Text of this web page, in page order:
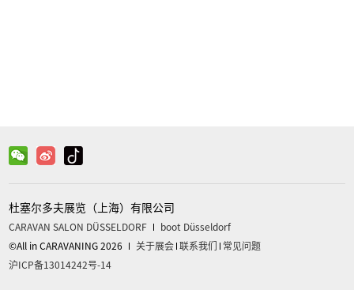
杜塞尔多夫展览（上海）有限公司
CARAVAN SALON DÜSSELDORF
boot Düsseldorf
©All in CARAVANING 2026
关于展会 联系我们
常见问题
沪ICP备13014242号-14